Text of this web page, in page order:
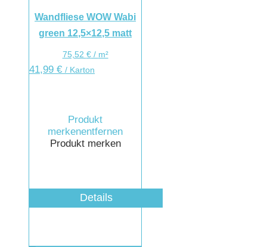
Wandfliese WOW Wabi
green 12,5×12,5 matt
75,52 €/ m²
41,99 € / Karton
Produkt
merkenentfernen
Produkt merken
Details